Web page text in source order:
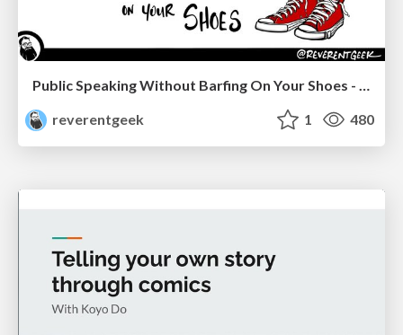
Public Speaking Without Barfing On Your Shoes - THAT 2023
reverentgeek
1 480